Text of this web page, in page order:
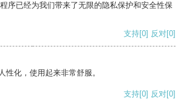
序已经为我们带来了无限的隐私保护和安全性保
支持[0] 反对[0]
性化，使用起来非常舒服。
支持[0] 反对[0]